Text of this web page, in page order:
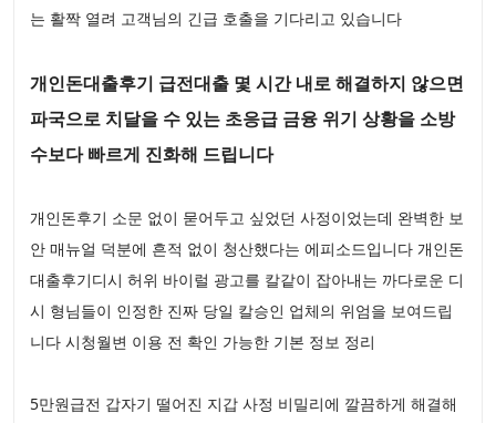
는 활짝 열려 고객님의 긴급 호출을 기다리고 있습니다
개인돈대출후기 급전대출 몇 시간 내로 해결하지 않으면
파국으로 치달을 수 있는 초응급 금융 위기 상황을 소방
수보다 빠르게 진화해 드립니다
개인돈후기 소문 없이 묻어두고 싶었던 사정이었는데 완벽한 보
안 매뉴얼 덕분에 흔적 없이 청산했다는 에피소드입니다 개인돈
대출후기디시 허위 바이럴 광고를 칼같이 잡아내는 까다로운 디
시 형님들이 인정한 진짜 당일 칼승인 업체의 위엄을 보여드립
니다 시청월변 이용 전 확인 가능한 기본 정보 정리
5만원급전 갑자기 떨어진 지갑 사정 비밀리에 깔끔하게 해결해